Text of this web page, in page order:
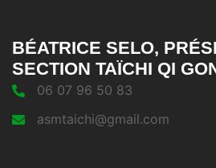
BÉATRICE SELO,
SECTION TAÏCHI QI
06 07 96 50 83
asmtaichi@gmail.com